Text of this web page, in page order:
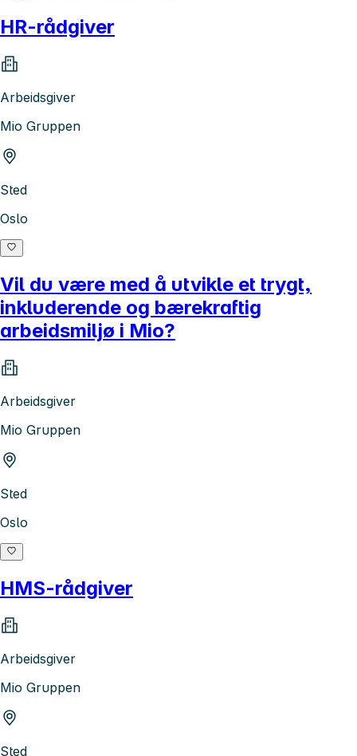
HR-rådgiver
Arbeidsgiver
Mio Gruppen
Sted
Oslo
Vil du være med å utvikle et trygt,
inkluderende og bærekraftig
arbeidsmiljø i Mio?
Arbeidsgiver
Mio Gruppen
Sted
Oslo
HMS-rådgiver
Arbeidsgiver
Mio Gruppen
Sted